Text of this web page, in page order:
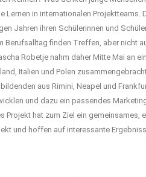
in internationalen Projektteams.
Jahren ihren Schülerinnen und
Berufsalltag finden Treffen, aber nicht
Robetje nahm daher Mitte Mai an
Italien und Polen
aus Rimini, Neapel und
und dazu ein passendes
hat zum Ziel ein gemeinsames,
und hoffen auf interessante